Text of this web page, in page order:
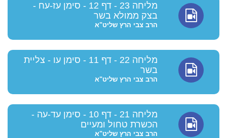
מליחה 23 - דף 12 - סימן עז-עח -
בצק ממולא בשר
הרב צבי הרץ שליט"א
מליחה 22 - דף 11 - סימן עו - צליית
בשר
הרב צבי הרץ שליט"א
מליחה 21 - דף 10 - סימן עד-עה -
הכשרת טחול ומעיים
הרב צבי הרץ שליט"א